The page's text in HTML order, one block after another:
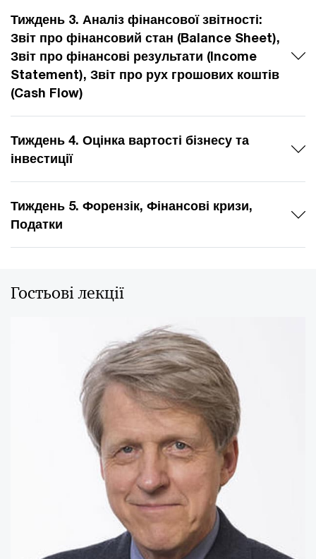
Тиждень 3. Аналіз фінансової звітності:
Звіт про фінансовий стан (Balance Sheet),
Звіт про фінансові результати (Income
Statement), Звіт про рух грошових коштів
(Cash Flow)
Тиждень 4. Оцінка вартості бізнесу та
інвестиції
Тиждень 5. Форензік, Фінансові кризи,
Податки
Гостьові лекції